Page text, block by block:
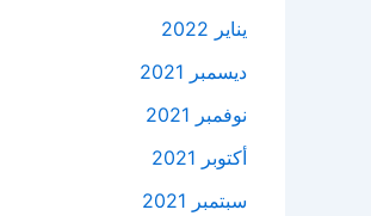
يناير 2022
ديسمبر 2021
نوفمبر 2021
أكتوبر 2021
سبتمبر 2021